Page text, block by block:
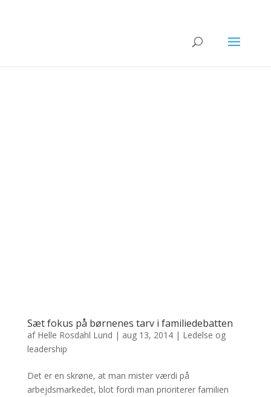
Sæt fokus på børnenes tarv i familiedebatten
af Helle Rosdahl Lund | aug 13, 2014| Ledelse og
leadership
Det er en skrøne, at man mister værdi på
arbejdsmarkedet, blot fordi man prioriterer familien